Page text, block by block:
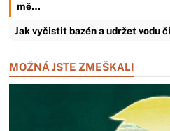
mě…
Jak vyčistit bazén a udržet vodu
MOŽNÁ JSTE ZMEŠKALI